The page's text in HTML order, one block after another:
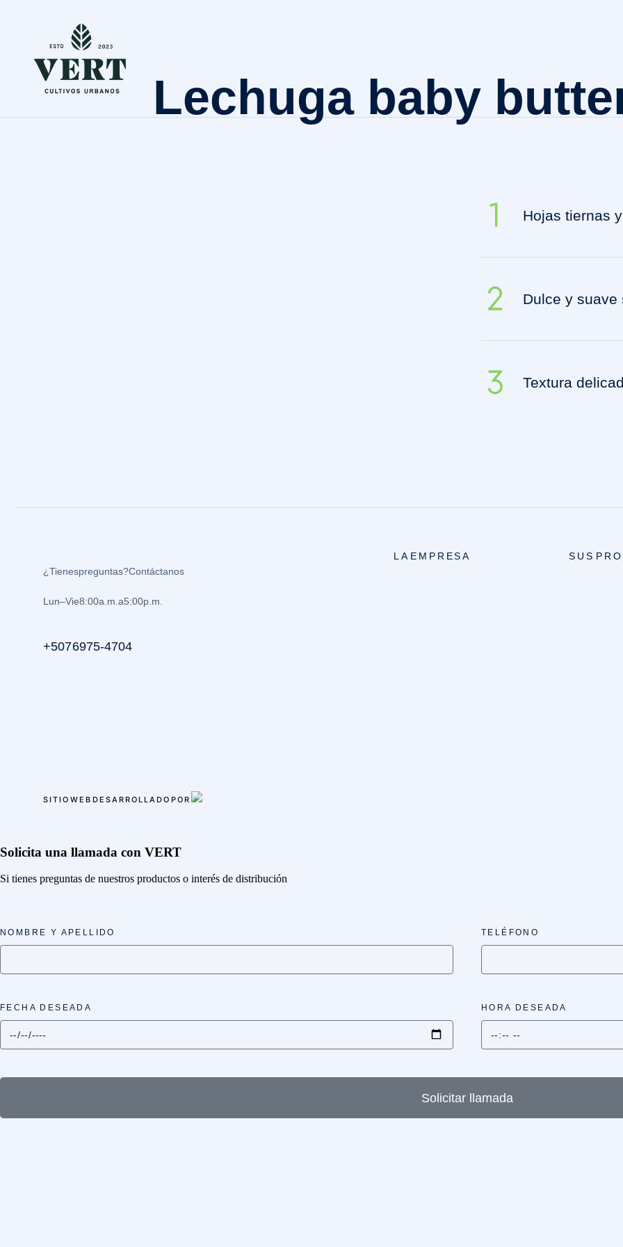
Lechuga baby
Hojas tiernas
Dulce y suave
Textura
¿Tienes preguntas? Contáctanos
Lun – Vie 8:00 a.m. a 5:00 p.m.
+507 6975-4704
LA EMPRESA SUS
SITIO WEB DESARROLLADO POR
Solicita una llamada con VERT
Si tienes preguntas de nuestros productos o interés de distribución
NOMBRE Y APELLIDO TELÉFONO
FECHA DESEADA HORA DESEADA
Solicitar llamada